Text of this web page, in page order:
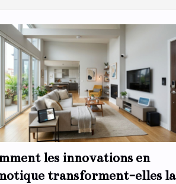
les innovations en
transforment-elles la